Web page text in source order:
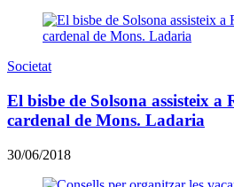
Societat
El bisbe de Solsona assisteix a
cardenal de Mons. Ladaria
30/06/2018